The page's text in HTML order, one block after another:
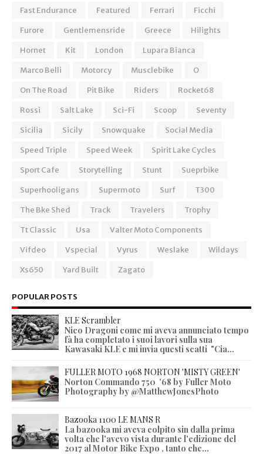
Fast Endurance
Featured Ferrari
Ficchi
Furore
Gentlemensride Greece
Hilights
Hornet
Kit London
Lupara Bianca
Marco Belli
Motorcy Musclebike
O
On The Road
Pit Bike Riders
Rocket68
Rossi
Salt Lake Sci-Fi Scoop
Seventy
Sicilia
Sicily Snowquake
Social Media
Speed Triple
Speed Week
Spirit Lake Cycles
Sport Cafe
Storytelling Stunt
Sueprbike
Superhooligans
Supermoto Surf
T300
The Bke Shed
Track Travelers
Trophy
Tt Classic
Usa
Valter Moto Components
Vifdeo
Vspecial Vyrus Weslake
Wildays
Xs650
Yard Built Zagato
POPULAR POSTS
KLE Scrambler
Nico Dragoni come mi aveva annunciato tempo
fà ha completato i suoi lavori sulla sua
Kawasaki KLE e mi invia questi scatti "Cia...
FULLER MOTO 1968 NORTON 'MISTY GREEN'
Norton Commando 750 '68 by Fuller Moto
Photography by @MatthewJonesPhoto
Bazooka 1100 LE MANS R
La bazooka mi aveva colpito sin dalla prima
volta che l'avevo vista durante l'edizione del
2017 al Motor Bike Expo , tanto che...